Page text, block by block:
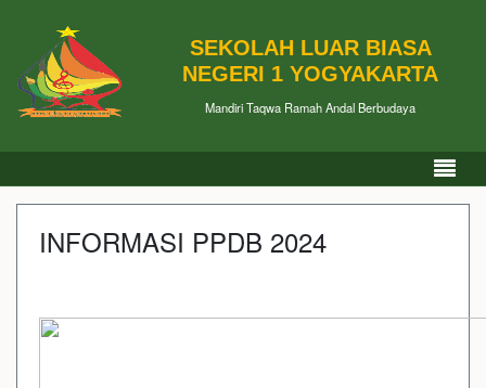
SEKOLAH LUAR BIASA
NEGERI 1 YOGYAKARTA
Mandiri Taqwa Ramah Andal Berbudaya
INFORMASI PPDB 2024